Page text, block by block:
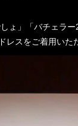
ょ」「バチェラ
スをご着用いた